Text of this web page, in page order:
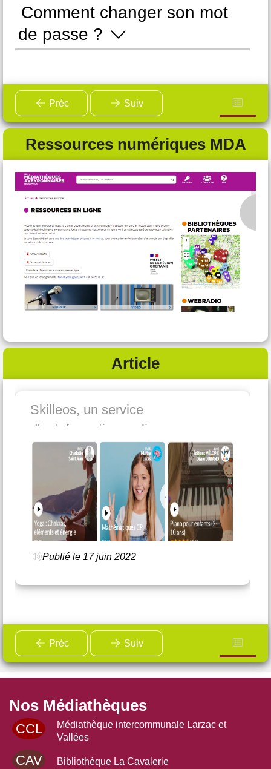
Comment changer son mot
de passe ?
Préc Suiv
Ressources numériques MDA
Article
le lien
depuis-chez-vous-
libre.
webcomics//
Skilleos, un service
d'autoformation en ligne
Publié le 17 juin 2022
Préc Suiv
Nos Médiathèques
CCL
Médiathèque intercommunale Larzac et
Vallées
CAV Bibliothèque La Cavalerie